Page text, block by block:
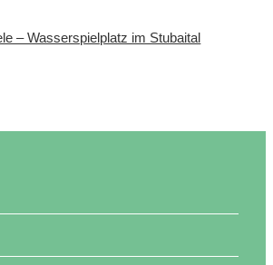
– Wasserspielplatz im Stubaital